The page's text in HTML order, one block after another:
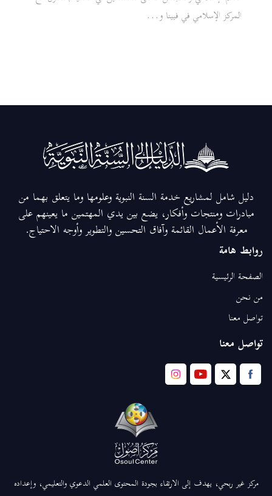
المركز الإسلامي في فيينا و...
دليل شامل لمشاريع خدمة السنة النبوية وعلومها وما يتعلق بهما من
مبادرات ومنتجات وأفكار، يضع بين يدي المهتمين ما يعينهم على
معرفة الأعمال القائمة وآفاق التحسين والتطوير وأوجه الاحتياج.
روابط هامة
الصفحة الرئيسية
من نحن
تواصل معنا
تواصل معنا
مركز غير ربحي، يهدف إلى الارتقاء بجودة المحتوى العلمي الدعوي والتعليمي، وإعداده